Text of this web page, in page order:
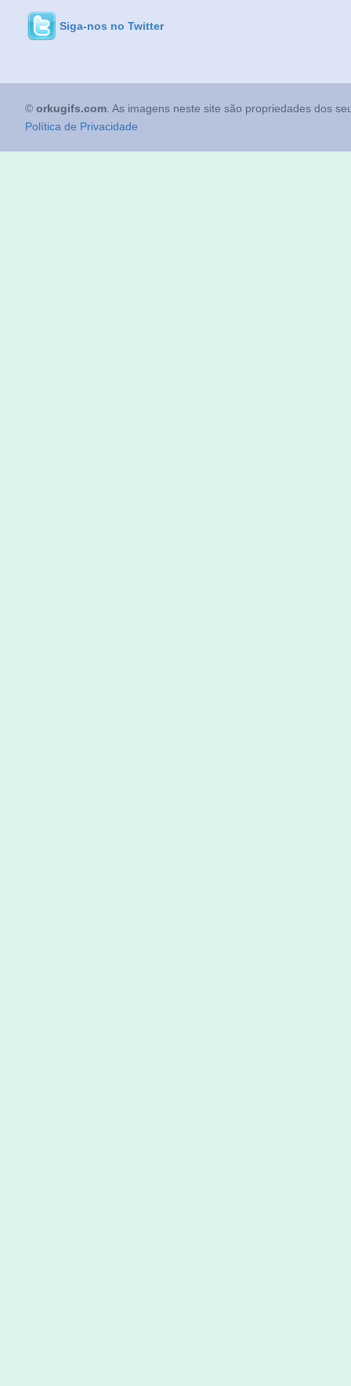
Siga-nos no Twitter
© orkugifs.com . As imagens neste site são propriedades dos
Política de Privacidade